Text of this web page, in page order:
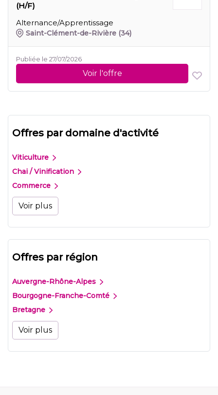
(H/F)
Alternance/Apprentissage
Saint-Clément-de-Rivière (34)
Publiée le 27/07/2026
Voir l'offre
Offres par domaine d'activité
Viticulture
Chai / Vinification
Commerce
Voir plus
Offres par région
Auvergne-Rhône-Alpes
Bourgogne-Franche-Comté
Bretagne
Voir plus